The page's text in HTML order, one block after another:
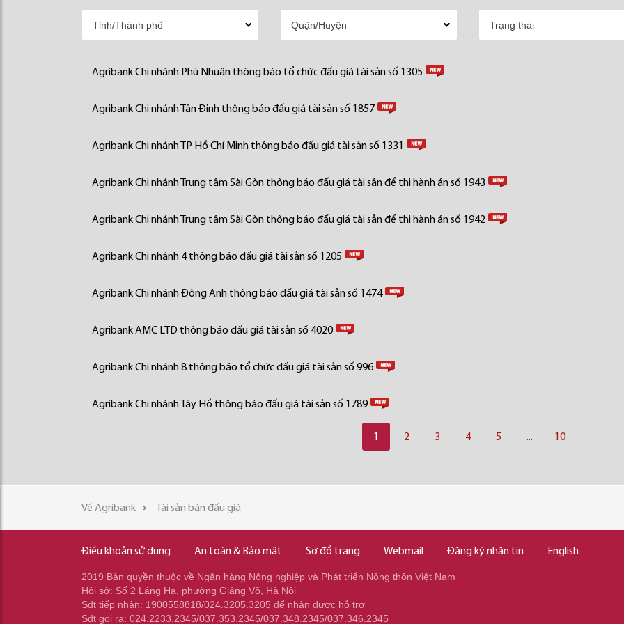
Agribank Chi nhánh Phú Nhuận thông báo tổ chức đấu giá tài sản số 1305
Agribank Chi nhánh Tân Định thông báo đấu giá tài sản số 1857
Agribank Chi nhánh TP Hồ Chí Minh thông báo đấu giá tài sản số 1331
Agribank Chi nhánh Trung tâm Sài Gòn thông báo đấu giá tài sản để thi hành án số 1943
Agribank Chi nhánh Trung tâm Sài Gòn thông báo đấu giá tài sản để thi hành án số 1942
Agribank Chi nhánh 4 thông báo đấu giá tài sản số 1205
Agribank Chi nhánh Đông Anh thông báo đấu giá tài sản số 1474
Agribank AMC LTD thông báo đấu giá tài sản số 4020
Agribank Chi nhánh 8 thông báo tổ chức đấu giá tài sản số 996
Agribank Chi nhánh Tây Hồ thông báo đấu giá tài sản số 1789
1 2 3 4 5 ... 10
Về Agribank Tài sản bán đấu giá
Điều khoản sử dụng An toàn & Bảo mật Sơ đồ trang Webmail Đăng ký nhận tin English
2019 Bản quyền thuộc về Ngân hàng Nông nghiệp và Phát triển Nông thôn Việt Nam
Hội sở: Số 2 Láng Hạ, phường Giảng Võ, Hà Nội
Sđt tiếp nhận: 1900558818/024.3205.3205 để nhận được hỗ trợ
Sđt gọi ra: 024.2233.2345/037.353.2345/037.348.2345/037.346.2345